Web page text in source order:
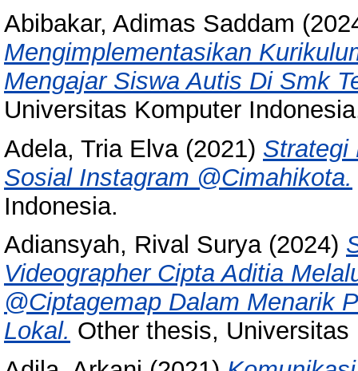
Abibakar, Adimas Saddam
Mengimplementasikan
Mengajar Siswa Autis Di Smk
Universitas Komputer
Adela, Tria Elva(2021) Strategi
Sosial Instagram @Cimahikota.
Indonesia.
Adiansyah, Rival Surya(2024)
Videographer Cipta Aditia
@Ciptagemap Dalam Menarik
Lokal. Other thesis,